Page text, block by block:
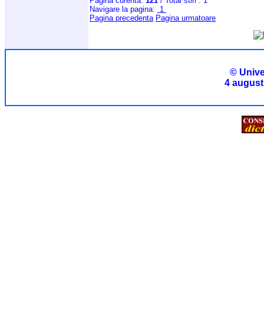
Navigare la pagina:
1
Pagina precedenta Pagina urmatoare
©
4